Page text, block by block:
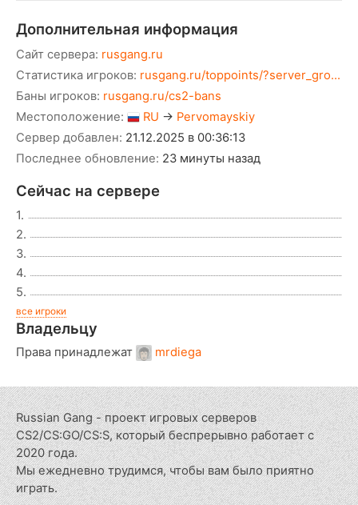
Дополнительная информация
Сайт сервера: rusgang.ru
Статистика игроков: rusgang.ru/toppoints/?server_gro...
Баны игроков: rusgang.ru/cs2-bans
Местоположение:
RU → Pervomayskiy
Сервер добавлен: 21.12.2025 в 00:36:13
Последнее обновление: 23 минуты назад
Сейчас на сервере
1.
2.
3.
4.
5.
все игроки
Владельцу
Права принадлежат mrdiega
Russian Gang - проект игровых серверов
CS2/CS:GO/CS:S, который беспрерывно работает с
2020 года.
Мы ежедневно трудимся, чтобы вам было приятно
играть.